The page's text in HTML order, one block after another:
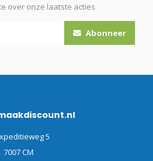
over onze laatste acties
Abonneer
5
7007 CM